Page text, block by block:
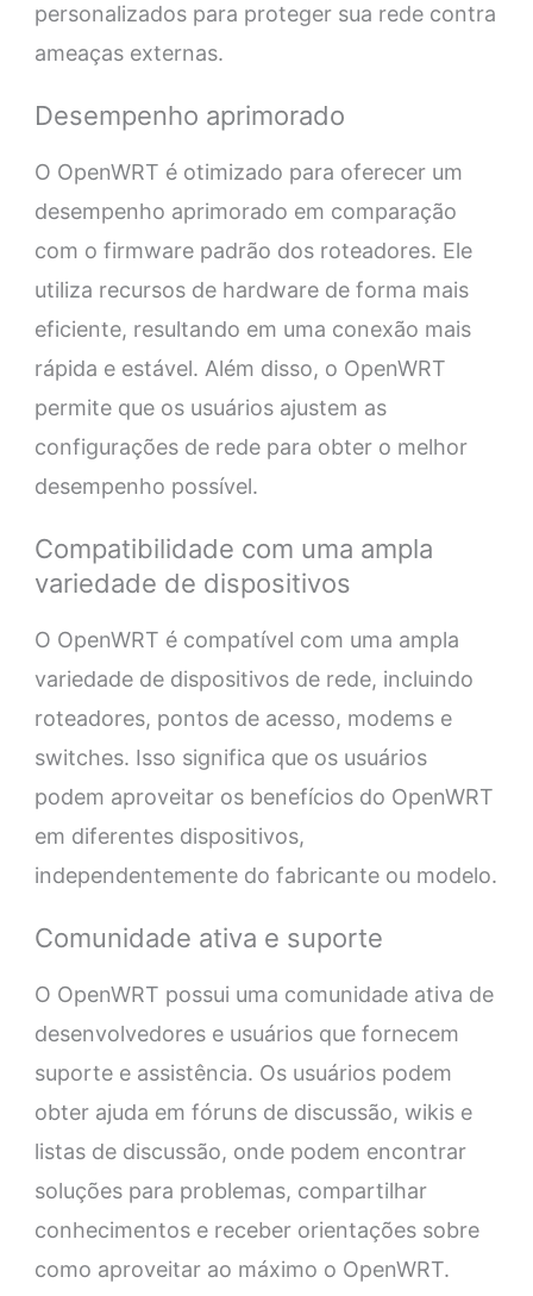
personalizados para proteger sua rede contra
ameaças externas.
Desempenho aprimorado
O OpenWRT é otimizado para oferecer um
desempenho aprimorado em comparação
com o firmware padrão dos roteadores. Ele
utiliza recursos de hardware de forma mais
eficiente, resultando em uma conexão mais
rápida e estável. Além disso, o OpenWRT
permite que os usuários ajustem as
configurações de rede para obter o melhor
desempenho possível.
Compatibilidade com uma ampla
variedade de dispositivos
O OpenWRT é compatível com uma ampla
variedade de dispositivos de rede, incluindo
roteadores, pontos de acesso, modems e
switches. Isso significa que os usuários
podem aproveitar os benefícios do OpenWRT
em diferentes dispositivos,
independentemente do fabricante ou modelo.
Comunidade ativa e suporte
O OpenWRT possui uma comunidade ativa de
desenvolvedores e usuários que fornecem
suporte e assistência. Os usuários podem
obter ajuda em fóruns de discussão, wikis e
listas de discussão, onde podem encontrar
soluções para problemas, compartilhar
conhecimentos e receber orientações sobre
como aproveitar ao máximo o OpenWRT.